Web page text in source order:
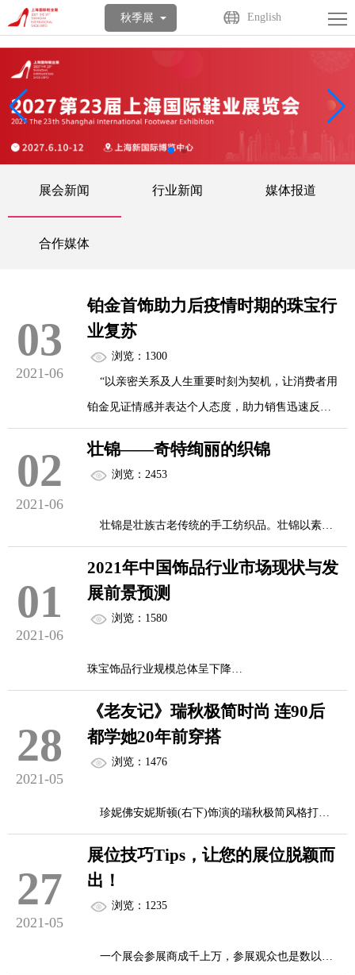
秋季展 English
展
会
商
中
观
众
活
展会新闻 行业新闻 媒体报道
合作媒体
03
2021-06
铂金首饰助力后疫情时期的珠宝行
业复苏
浏览：1300
“以亲密关系及人生重要时刻为契机，让消费者用
铂金见证情感并表达个人态度，助力销售迅速反
弹，并为后疫情时期的持续增长创造强大平台。”
近来，国际铂金协会（PGI）发布了2021 年《铂
金首饰年度商业评论》，阐明了珠宝零售商和制造
灵活拓展铂金客户群体，以实现利润率及盈利能力
的提升，并在全球主要市场恢复销售增长。
&nbs...
02
2021-06
壮锦——奇特绚丽的织锦
浏览：2453
壮锦是壮族古老传统的手工纺织品。壮锦以素色
的棉线为经，五彩丝线为纬，采用通经回纬的方法
编织而成，织工灵巧精湛，图案精美别致，色彩艳
丽不俗，富有浓郁的地方民族特色，曾与成都的蜀
锦、苏州的宋锦、南京的云锦，一起并称为中国古
在漫长的历史发展中，壮锦承载和凝聚了壮族妇女
逾千年的智慧与审美。
据典籍记载，早在汉代便有壮族地区用五色麻线
织成色泽斑斓、质地厚实的“斑...
01
2021-06
2021年中国饰品行业市场现状与发
展前景预测
浏览：1580
珠宝饰品行业规模总体呈下降
Euromonitor数据显示，2007-2013年，我国珠宝首
饰市场规模快速增长，增速均达10%以上，2014-
2019年，由于 “抢金潮”提前透支了黄金珠宝消费需
求，我国珠宝首饰市场增速有所放缓，增速均在
点7073亿元。2020年，受疫情影响，我国珠宝首饰
市场增速转负为正，市场规模为6154亿元。
时尚珠宝占主要的市场份额
28
2021-05
《老友记》瑞秋极简时尚 连90后
都学她20年前穿搭
浏览：1476
珍妮佛安妮斯顿(右下)饰演的瑞秋极简风格打
扮，在《老友记》播出时既时尚和年轻，如今已被
Instagram一代视为永恒。
【世界观news讯】历久不衰的情境喜剧影集《老
友记》(Friends)自1994年首播迄今近30年，节目呈现
Green)的时尚衣着款式，仍是时下年轻人的灵感泉
27
2021-05
展位技巧Tips，让您的展位脱颖而
出！
浏览：1235
一个展会参展商成千上万，参展观众也是数以万